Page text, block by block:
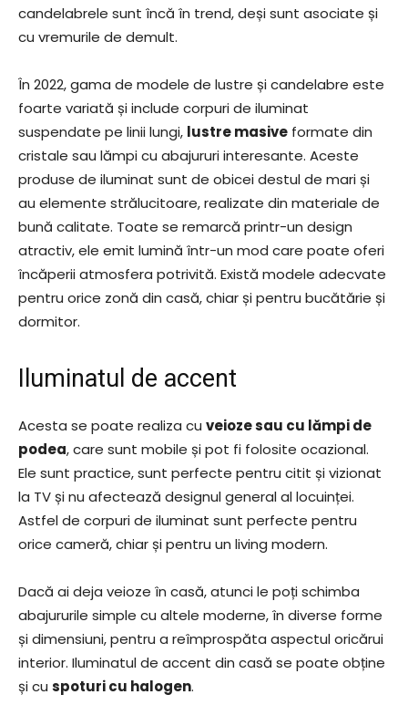
candelabrele sunt încă în trend, deși sunt asociate și
cu vremurile de demult.
În 2022, gama de modele de lustre și candelabre este
foarte variată și include corpuri de iluminat
suspendate pe linii lungi, lustre masive formate din
cristale sau lămpi cu abajururi interesante. Aceste
produse de iluminat sunt de obicei destul de mari și
au elemente strălucitoare, realizate din materiale de
bună calitate. Toate se remarcă printr-un design
atractiv, ele emit lumină într-un mod care poate oferi
încăperii atmosfera potrivită. Există modele adecvate
pentru orice zonă din casă, chiar și pentru bucătărie și
dormitor.
Iluminatul de accent
Acesta se poate realiza cu veioze sau cu lămpi de
podea, care sunt mobile și pot fi folosite ocazional.
Ele sunt practice, sunt perfecte pentru citit și vizionat
la TV și nu afectează designul general al locuinței.
Astfel de corpuri de iluminat sunt perfecte pentru
orice cameră, chiar și pentru un living modern.
Dacă ai deja veioze în casă, atunci le poți schimba
abajururile simple cu altele moderne, în diverse forme
și dimensiuni, pentru a reîmprospăta aspectul oricărui
interior. Iluminatul de accent din casă se poate obține
și cu spoturi cu halogen.